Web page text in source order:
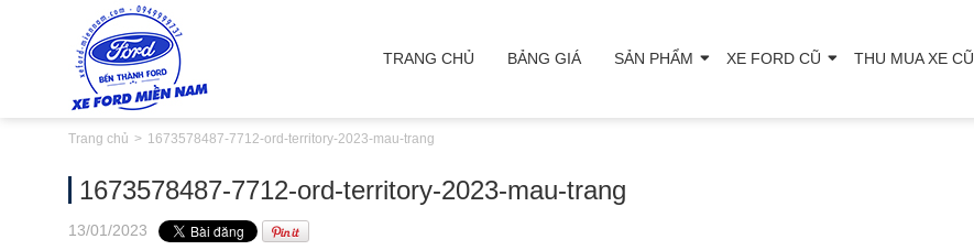
TRANG CHỦ BẢNG GIÁ SẢN PHẨM XE FORD CŨ THU MUA XE CŨ
Trang chủ 1673578487-7712-ord-territory-2023-mau-trang
1673578487-7712-ord-territory-2023-mau-trang
13/01/2023